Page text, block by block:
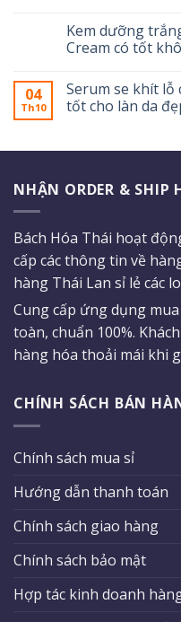
Kem dưỡng
Cream có tốt
04
Th10
Serum se khít lỗ
tốt cho làn da
NHẬN ORDER &
Bách Hóa Thái hoạt
cấp các thông tin về
hàng Thái Lan sỉ lẻ các
Cung cấp ứng dụng
toàn, chuẩn 100%.
hàng hóa thoải mái khi
CHÍNH SÁCH BÁN
Chính sách mua sỉ
Hướng dẫn thanh toán
Chính sách giao hàng
Chính sách bảo mật
Hợp tác kinh doanh